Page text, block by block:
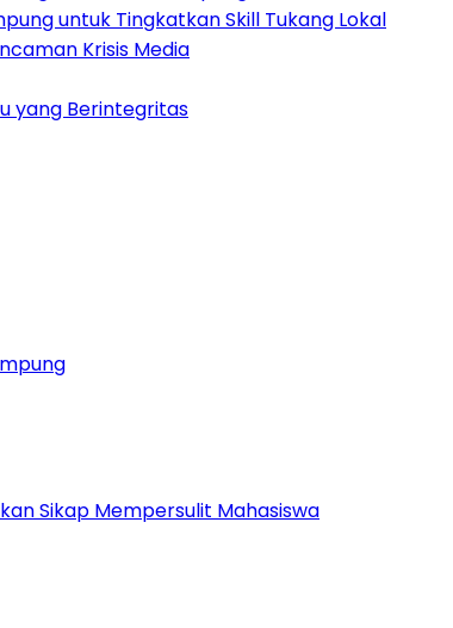
untuk Tingkatkan Skill Tukang Lokal
Krisis Media
yang Berintegritas
Sikap Mempersulit Mahasiswa